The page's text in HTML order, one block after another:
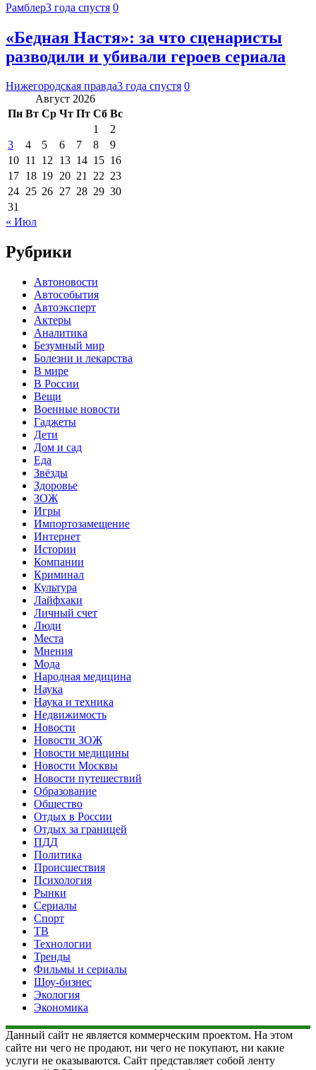
Рамблер3 года спустя 0
«Бедная Настя»: за что сценаристы
разводили и убивали героев сериала
Нижегородская правда3 года спустя 0
Август 2026
Пн Вт Ср Чт Пт Сб Вс
1
2
3
4 5 6 7 8
9
10 11 12 13 14 15 16
17 18 19 20 21 22 23
24 25 26 27 28 29 30
31
« Июл
Рубрики
Автоновости
Автособытия
Автоэксперт
Актеры
Аналитика
Безумный мир
Болезни и лекарства
В мире
В России
Вещи
Военные новости
Гаджеты
Дети
Дом и сад
Еда
Звёзды
Здоровье
ЗОЖ
Игры
Импортозамещение
Интернет
Истории
Компании
Криминал
Культура
Лайфхаки
Личный счет
Люди
Места
Мнения
Мода
Народная медицина
Наука
Наука и техника
Недвижимость
Новости
Новости ЗОЖ
Новости медицины
Новости Москвы
Новости путешествий
Образование
Общество
Отдых в России
Отдых за границей
ПДД
Политика
Происшествия
Психология
Рынки
Сериалы
Спорт
ТВ
Технологии
Тренды
Фильмы и сериалы
Шоу-бизнес
Экология
Экономика
Данный сайт не является коммерческим проектом. На этом
сайте ни чего не продают, ни чего не покупают, ни какие
услуги не оказываются. Сайт представляет собой ленту